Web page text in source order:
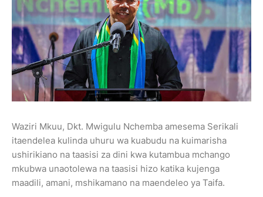
Waziri Mkuu, Dkt. Mwigulu Nchemba amesema Serikali
itaendelea kulinda uhuru wa kuabudu na kuimarisha
ushirikiano na taasisi za dini kwa kutambua mchango
mkubwa unaotolewa na taasisi hizo katika kujenga
maadili, amani, mshikamano na maendeleo ya Taifa.